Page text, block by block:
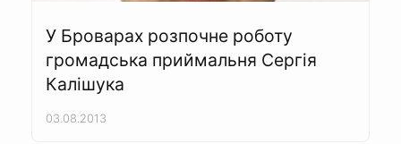
У Броварах розпочне роботу
громадська приймальня Сергія
Калішука
03.08.2013